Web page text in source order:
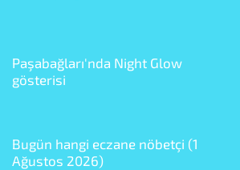
Paşabağları'nda Night Glow
gösterisi
Bugün hangi eczane nöbetçi (1
Ağustos 2026)